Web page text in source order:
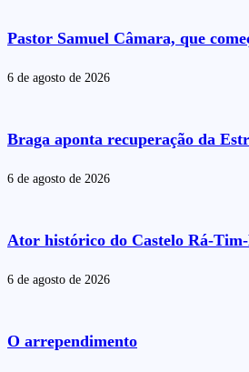
Pastor Samuel Câmara, que
6 de agosto de 2026
Braga aponta recuperação da
6 de agosto de 2026
Ator histórico do Castelo Rá-
6 de agosto de 2026
O arrependimento